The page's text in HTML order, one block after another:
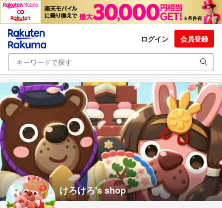
ログイン 会員登録
けろけろ's shop